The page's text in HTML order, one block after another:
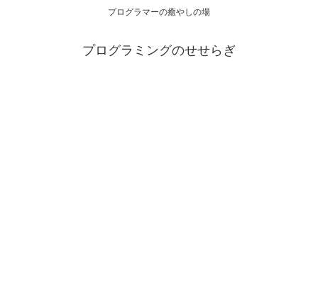
プログラマーの癒やしの場
プログラミングのせせらぎ